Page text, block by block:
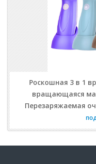
Роскошная 3 в 1
вращающаяся
Перезаряжаемая